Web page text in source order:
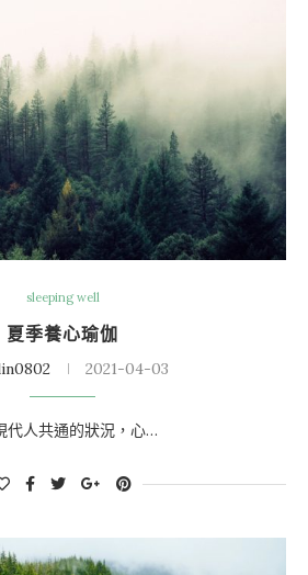
sleeping well
夏季養心瑜伽
2021-04-03
代人共通的狀況，心…